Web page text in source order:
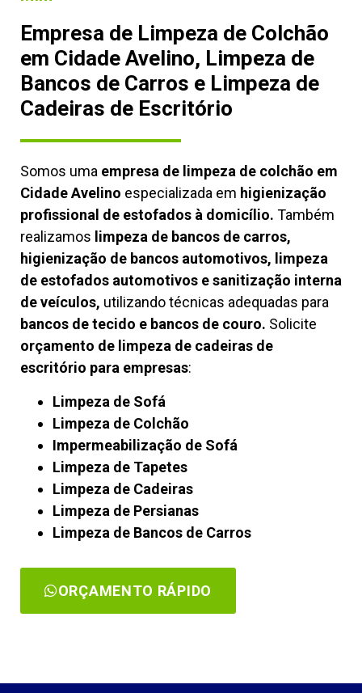
Empresa de Limpeza de Colchão
em Cidade Avelino, Limpeza de
Bancos de Carros e Limpeza de
Cadeiras de Escritório
Somos uma empresa de limpeza de colchão em
Cidade Avelino especializada em higienização
profissional de estofados à domicílio. Também
realizamos limpeza de bancos de carros,
higienização de bancos automotivos, limpeza
de estofados automotivos e sanitização interna
de veículos, utilizando técnicas adequadas para
bancos de tecido e bancos de couro. Solicite
orçamento de limpeza de cadeiras de
escritório para empresas:
Limpeza de Sofá
Limpeza de Colchão
Impermeabilização de Sofá
Limpeza de Tapetes
Limpeza de Cadeiras
Limpeza de Persianas
Limpeza de Bancos de Carros
ORÇAMENTO RÁPIDO